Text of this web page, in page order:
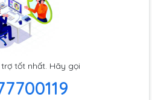
tốt nhất. Hãy gọi